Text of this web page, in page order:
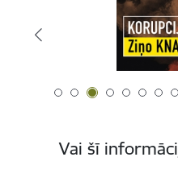
Vai šī